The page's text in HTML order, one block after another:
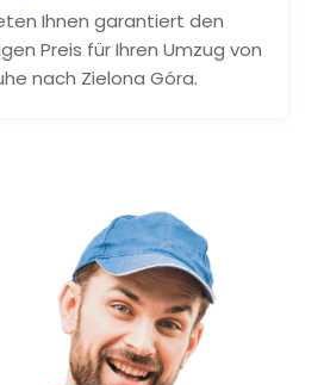
Ihnen garantiert den
Preis für Ihren Umzug von
nach Zielona Góra.